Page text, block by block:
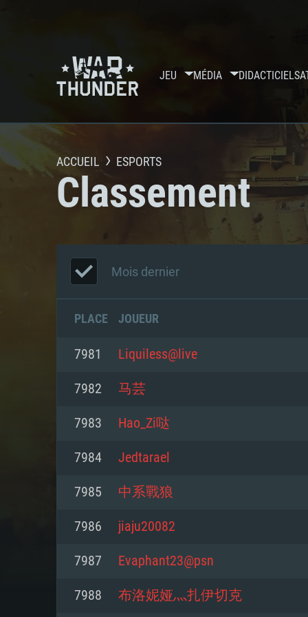
JEU MÉDIA DIDACTICIELS
ACCUEIL ESPORTS
Classement
Mois dernier
PLACE JOUEUR
7981 Liquiless@live
7982 马芸
7983 Hao_Zi哒
7984 Jedtarael
7985 中系戰狼
7986 jiaju20082
7987 Evaphant23@psn
7988 布洛妮娅灬扎伊切克